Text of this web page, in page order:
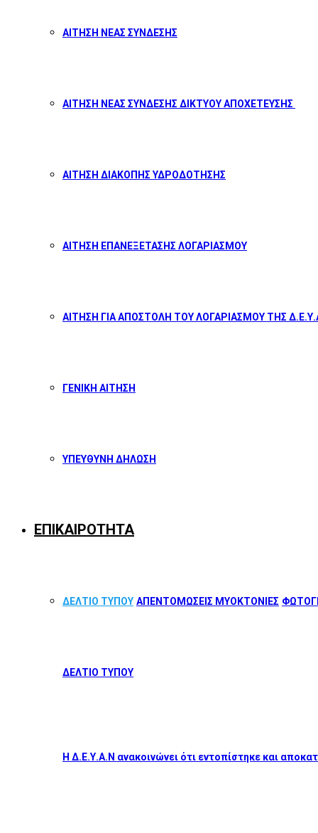
ΑΙΤΗΣΗ ΝΕΑΣ ΣΥΝΔΕΣΗΣ
ΑΙΤΗΣΗ ΝΕΑΣ ΣΥΝΔΕΣΗΣ ΔΙΚΤΥΟΥ ΑΠΟΧΕΤΕΥΣΗΣ
ΑΙΤΗΣΗ ΔΙΑΚΟΠΗΣ ΥΔΡΟΔΟΤΗΣΗΣ
ΑΙΤΗΣΗ ΕΠΑΝΕΞΕΤΑΣΗΣ ΛΟΓΑΡΙΑΣΜΟΥ
ΑΙΤΗΣΗ ΓΙΑ ΑΠΟΣΤΟΛΗ ΤΟΥ ΛΟΓΑΡΙΑΣΜΟΥ ΤΗΣ
ΓΕΝΙΚΗ ΑΙΤΗΣΗ
ΥΠΕΥΘΥΝΗ ΔΗΛΩΣΗ
ΕΠΙΚΑΙΡΟΤΗΤΑ
ΔΕΛΤΙΟ ΤΥΠΟΥ ΑΠΕΝΤΟΜΩΣΕΙΣ ΜΥΟΚΤΟΝΙΕΣ
ΔΕΛΤΙΟ ΤΥΠΟΥ
Η Δ.Ε.Υ.Α.Ν ανακοινώνει ότι εντοπίστηκε και